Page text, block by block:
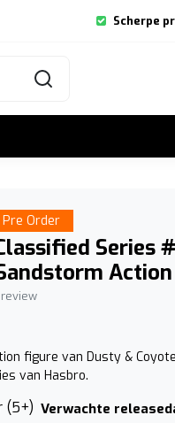
Scherpe
Pre Order
Series
figure van Dusty &
van Hasbro.
(5+) Verwachte